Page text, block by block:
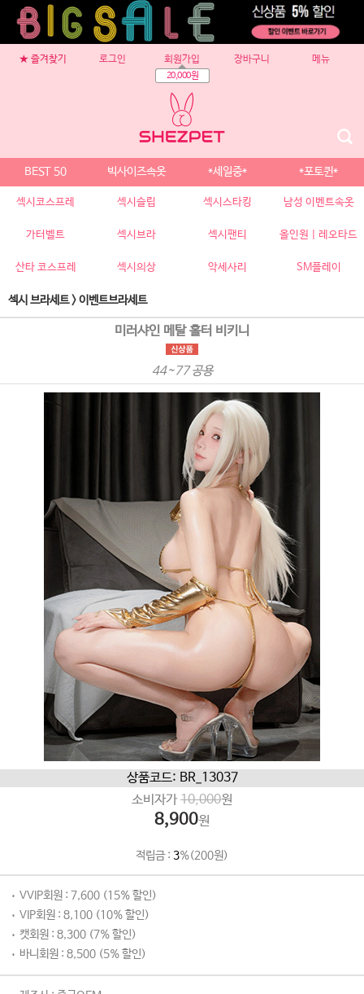
★ 즐겨찾기 로그인 회원가입
20,000원
장바구니 메뉴
BEST 50 빅사이즈속옷 *세일중* *포토퀸*
섹시코스프레 섹시슬립 섹시스타킹 남성 이벤트속옷
가터벨트 섹시브라 섹시팬티 올인원 | 레오타드
산타 코스프레 섹시의상 악세사리 SM플레이
섹시 브라세트>이벤트브라세트
미러샤인 메탈 홀터 비키니
44~77 공용
상품코드: BR_13037
소비자가 10,000원
8,900원
적립금 : 3%(200원)
VVIP회원 : 7,600 (15% 할인)
VIP회원 : 8,100 (10% 할인)
캣회원 : 8,300 (7% 할인)
바니회원 : 8,500 (5% 할인)